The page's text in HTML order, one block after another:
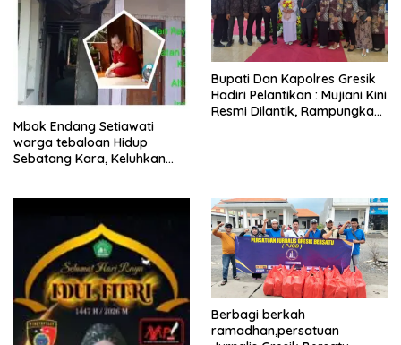
Mbok Endang Setiawati
warga tebaloan Hidup
Sebatang Kara, Keluhkan
​Bupati Dan Kapolres Gresik
Hadiri Pelantikan : Mujiani Kini
Resmi Dilantik, Rampungkan
Berbagi berkah
ramadhan,persatuan